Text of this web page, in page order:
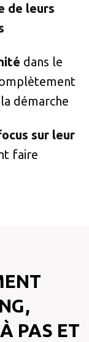
de leurs
dans le
démarche
sur leur
faire
PAS ET